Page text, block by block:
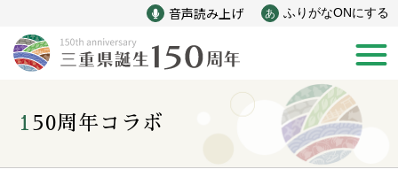
音声読み上げ あ ふりがなONにする
新着情報
150周年コラボ